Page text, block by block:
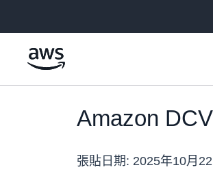
Amazon
張貼日期: 2025年10月22